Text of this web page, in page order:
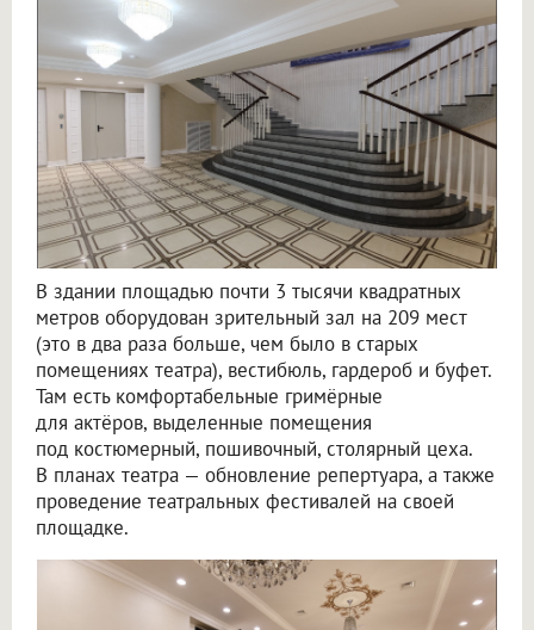
В здании площадью почти 3 тысячи квадратных
метров оборудован зрительный зал на 209 мест
(это в два раза больше, чем было в старых
помещениях театра), вестибюль, гардероб и буфет.
Там есть комфортабельные гримёрные
для актёров, выделенные помещения
под костюмерный, пошивочный, столярный цеха.
В планах театра — обновление репертуара, а также
проведение театральных фестивалей на своей
площадке.